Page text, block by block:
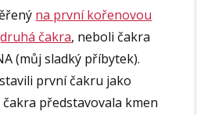
na první kořenovou
druhá čakra, neboli čakra
(můj sladký příbytek).
první čakru jako
představovala kmen